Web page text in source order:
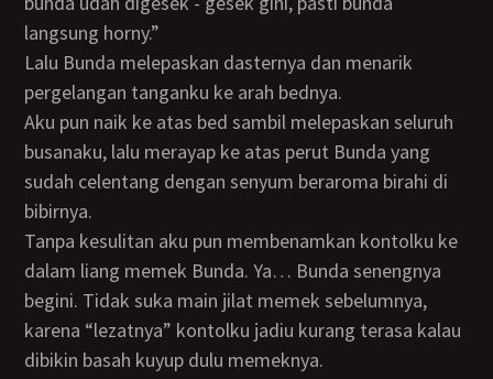
langsung horny.”
Lalu Bunda melepaskan dasternya dan menarik
pergelangan tanganku ke arah bednya.
Aku pun naik ke atas bed sambil melepaskan seluruh
busanaku, lalu merayap ke atas perut Bunda yang
sudah celentang dengan senyum beraroma birahi di
bibirnya.
Tanpa kesulitan aku pun membenamkan kontolku ke
dalam liang memek Bunda. Ya… Bunda senengnya
begini. Tidak suka main jilat memek sebelumnya,
karena “lezatnya” kontolku jadiu kurang terasa kalau
dibikin basah kuyup dulu memeknya.